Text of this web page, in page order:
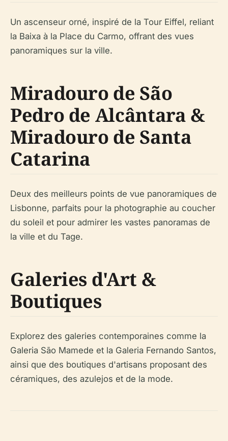
Un ascenseur orné, inspiré de la Tour Eiffel, reliant
la Baixa à la Place du Carmo, offrant des vues
panoramiques sur la ville.
Miradouro de São
Pedro de Alcântara &
Miradouro de Santa
Catarina
Deux des meilleurs points de vue panoramiques de
Lisbonne, parfaits pour la photographie au coucher
du soleil et pour admirer les vastes panoramas de
la ville et du Tage.
Galeries d'Art &
Boutiques
Explorez des galeries contemporaines comme la
Galeria São Mamede et la Galeria Fernando Santos,
ainsi que des boutiques d'artisans proposant des
céramiques, des azulejos et de la mode.